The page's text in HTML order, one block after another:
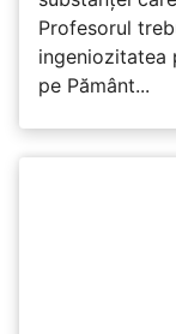
Profesorul
ingeniozitatea
pe Pământ...